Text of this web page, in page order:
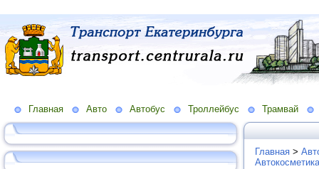
Главная Авто Автобус Троллейбус Трамвай
Главная >
Автокосметика